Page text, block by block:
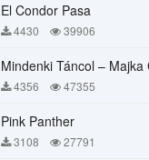
El Condor Pasa
4430 39906
4356 47355
Pink Panther
3108 27791